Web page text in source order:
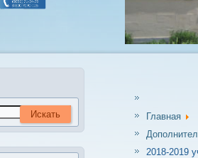
Главная
2018-2019